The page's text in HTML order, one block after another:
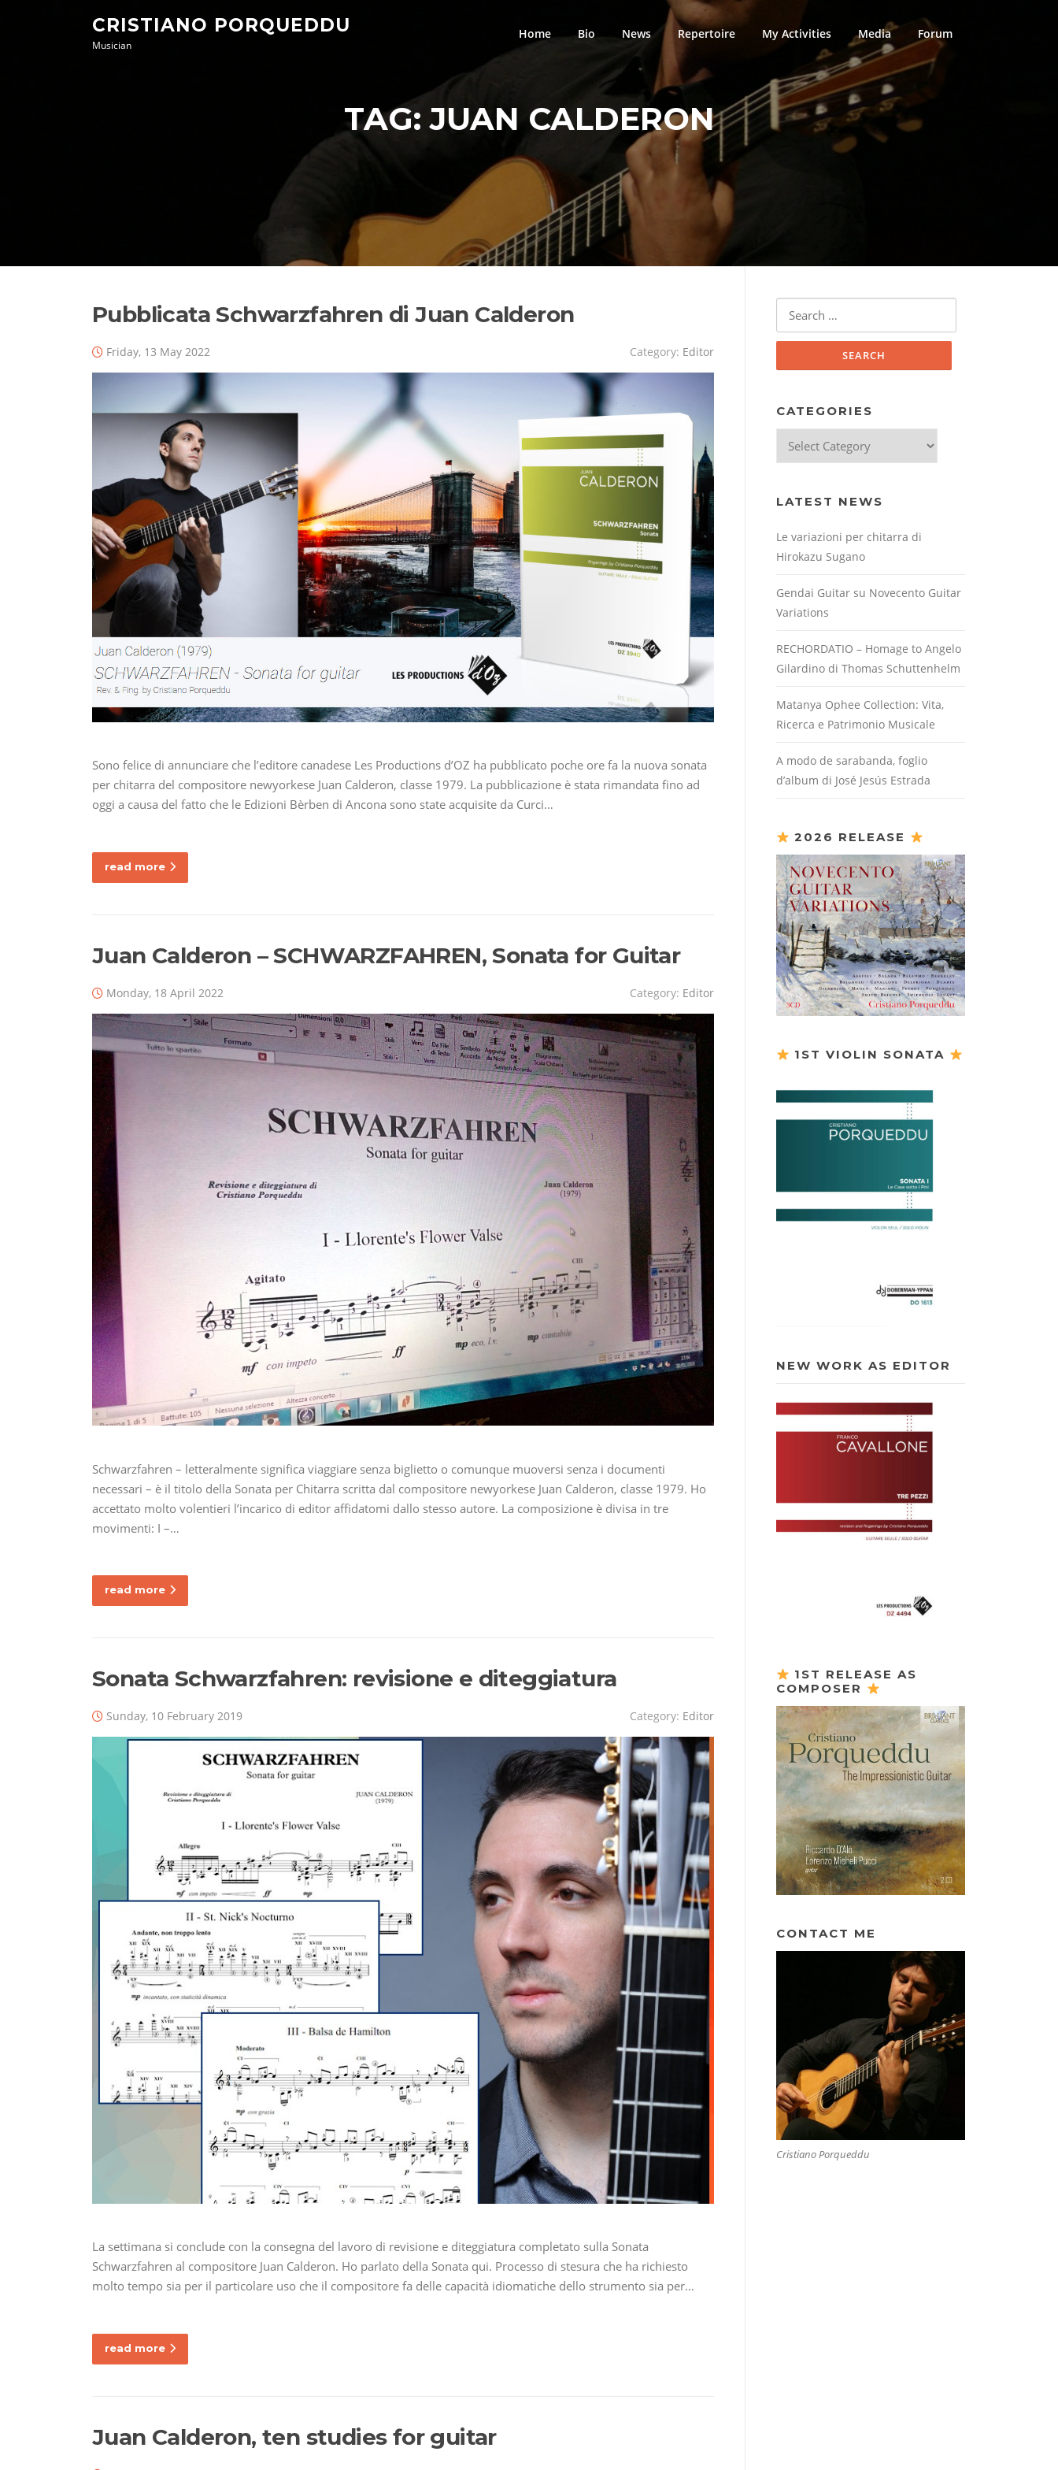
CRISTIANO PORQUEDDU
Musician
Home Bio News Repertoire My Activities Media Forum
TAG:JUAN CALDERON
Pubblicata Schwarzfahren di Juan Calderon
Friday, 13 May 2022 Category: Editor
Sono felice di annunciare che l’editore canadese Les Productions d’OZ ha pubblicato poche ore fa la nuova sonata
per chitarra del compositore newyorkese Juan Calderon, classe 1979. La pubblicazione è stata rimandata fino ad
oggi a causa del fatto che le Edizioni Bèrben di Ancona sono state acquisite da Curci…
read more
Juan Calderon – SCHWARZFAHREN, Sonata for Guitar
Monday, 18 April 2022 Category: Editor
Schwarzfahren – letteralmente significa viaggiare senza biglietto o comunque muoversi senza i documenti
necessari – è il titolo della Sonata per Chitarra scritta dal compositore newyorkese Juan Calderon, classe 1979. Ho
accettato molto volentieri l’incarico di editor affidatomi dallo stesso autore. La composizione è divisa in tre
movimenti: I –…
read more
Sonata Schwarzfahren: revisione e diteggiatura
Sunday, 10 February 2019 Category: Editor
La settimana si conclude con la consegna del lavoro di revisione e diteggiatura completato sulla Sonata
Schwarzfahren al compositore Juan Calderon. Ho parlato della Sonata qui. Processo di stesura che ha richiesto
molto tempo sia per il particolare uso che il compositore fa delle capacità idiomatiche dello strumento sia per…
read more
Juan Calderon, ten studies for guitar
CATEGORIES
Categories
LATEST NEWS
Le variazioni per chitarra di
Hirokazu Sugano
Gendai Guitar su Novecento Guitar
Variations
RECHORDATIO – Homage to Angelo
Gilardino di Thomas Schuttenhelm
Matanya Ophee Collection: Vita,
Ricerca e Patrimonio Musicale
A modo de sarabanda, foglio
d’album di José Jesús Estrada
2026 RELEASE
1ST VIOLIN SONATA
NEW WORK AS EDITOR
1ST RELEASE AS
COMPOSER
CONTACT ME
Cristiano Porqueddu